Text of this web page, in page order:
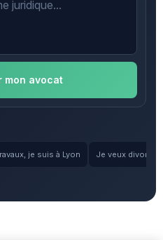
mon avocat
je suis à Lyon Je veux